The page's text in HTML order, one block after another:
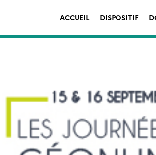
ACCUEIL DISPOSITIF